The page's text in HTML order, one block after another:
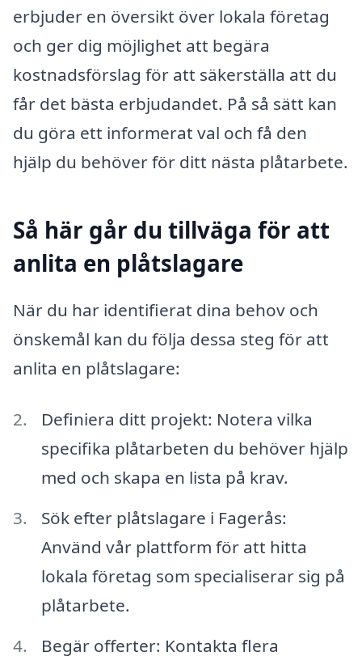
erbjuder en översikt över lokala företag
och ger dig möjlighet att begära
kostnadsförslag för att säkerställa att du
får det bästa erbjudandet. På så sätt kan
du göra ett informerat val och få den
hjälp du behöver för ditt nästa plåtarbete.
Så här går du tillväga för att
anlita en plåtslagare
När du har identifierat dina behov och
önskemål kan du följa dessa steg för att
anlita en plåtslagare:
Definiera ditt projekt: Notera vilka
specifika plåtarbeten du behöver hjälp
med och skapa en lista på krav.
Sök efter plåtslagare i Fagerås:
Använd vår plattform för att hitta
lokala företag som specialiserar sig på
plåtarbete.
Begär offerter: Kontakta flera